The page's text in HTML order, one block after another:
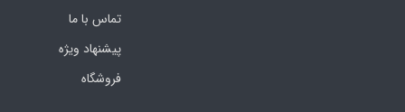
تماس با ما
پیشنهاد ویژه
فروشگاه